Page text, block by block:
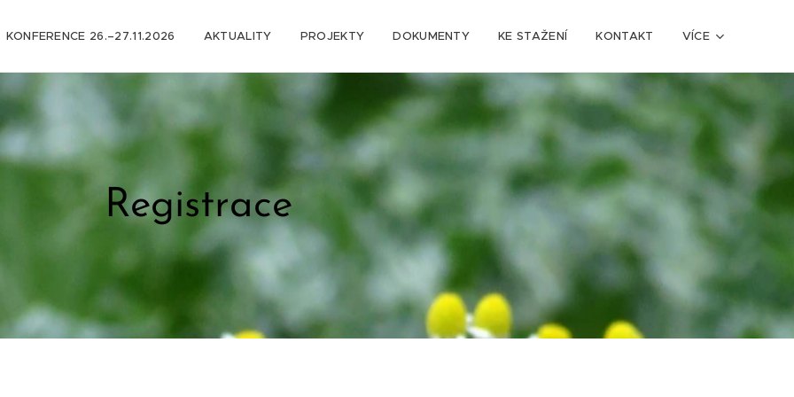
KONFERENCE 26.–27.11.2026 AKTUALITY PROJEKTY DOKUMENTY KE STAŽENÍ KONTAKT VÍCE
Registrace